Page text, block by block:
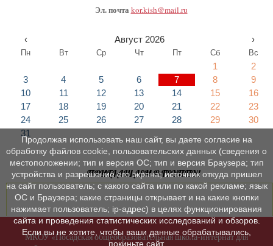
Эл. почта kor.kish@mail.ru
‹ Август 2026 ›
Пн Вт Ср Чт Пт Сб Вс
1
2
3
4 5 6 7 8
9
10
11 12 13 14 15
16
17
18 19 20 21 22
23
24
25 26 27 28 29
30
31
ПРИГЛАШАЕМ В ГРУППУ!
МКОУ «Посадская общеобразовательная школа-интернат для
Продолжая использовать наш сайт, вы даете согласие на
обработку файлов cookie, пользовательских данных (сведения о
местоположении; тип и версия ОС; тип и версия Браузера; тип
устройства и разрешение его экрана; источник откуда пришел
на сайт пользователь; с какого сайта или по какой рекламе; язык
ОС и Браузера; какие страницы открывает и на какие кнопки
нажимает пользователь; ip-адрес) в целях функционирования
сайта и проведения статистических исследований и обзоров.
Если вы не хотите, чтобы ваши данные обрабатывались,
покиньте сайт.